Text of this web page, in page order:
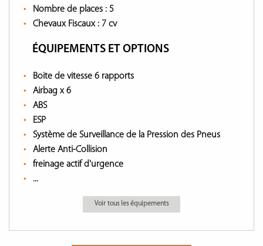
Nombre de places : 5
Chevaux Fiscaux : 7 cv
ÉQUIPEMENTS ET OPTIONS
Boite de vitesse 6 rapports
Airbag x 6
ABS
ESP
Système de Surveillance de la Pression des Pneus
Alerte Anti-Collision
freinage actif d'urgence
...
Voir tous les équipements